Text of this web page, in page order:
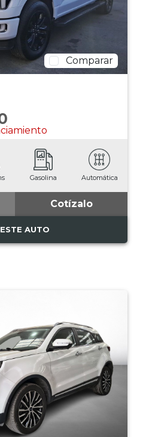
Comparar
Gasolina Automática
Cotízalo
AUTO